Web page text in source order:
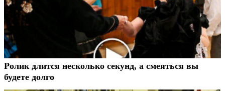
Ролик длится несколько секунд, а смеяться вы
будете долго